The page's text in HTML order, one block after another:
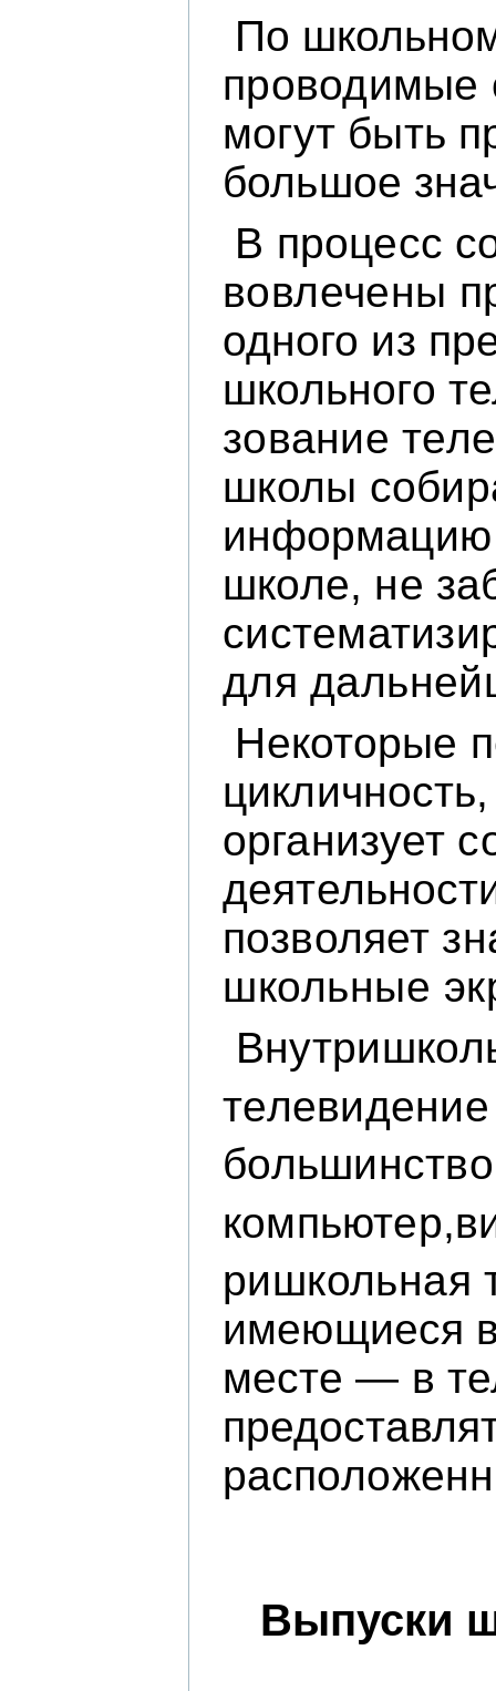
По
проводимые
могут быть
большое
В процесс
вовлечены
одного из
школьного
зование
школы
информацию
школе, не
для
Некоторые
цикличнос
организует
позволяет
школьные
компьютер,
ришкольная
имеющиеся в
месте — в
распо­
Выпуски